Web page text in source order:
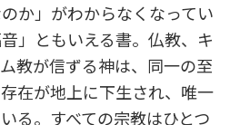
か」がわからなくなってい
」ともいえる書。仏教、キ
教が信ずる神は、同一の至
在が地上に下生され、唯一
る。すべての宗教はひとつ